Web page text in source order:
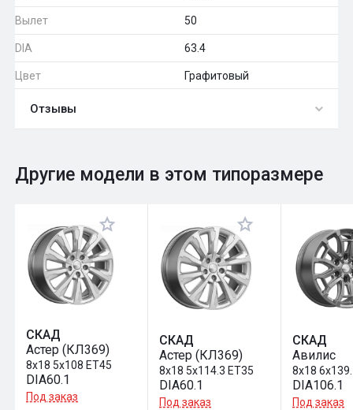
Вылет 50
DIA 63.4
Цвет Графитовый
Отзывы
Оставить отзыв
Общий рейтинг 0
Другие модели в этом типоразмере
СКАД
Астер (КЛ369)
8x18 5x108 ET45
DIA60.1
Под заказ
СКАД
Астер (КЛ369)
8x18 5x114.3 ET35
DIA60.1
Под заказ
СКАД
Авилис
8x18
DIA106.1
Под заказ